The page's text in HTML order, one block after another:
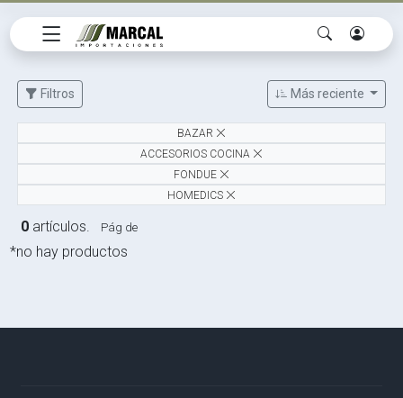
Filtros Más reciente
BAZAR
ACCESORIOS COCINA
FONDUE
HOMEDICS
*no hay productos
0 artículos. Pág de